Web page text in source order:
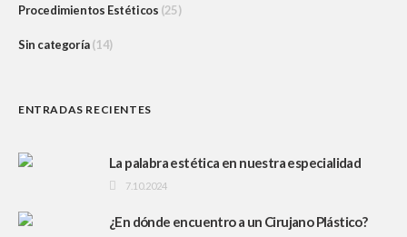
Procedimientos Estéticos (25)
Sin categoría(14)
ENTRADAS RECIENTES
La palabra estética en nuestra especialidad
7.10.2024
¿En dónde encuentro a un Cirujano Plástico?